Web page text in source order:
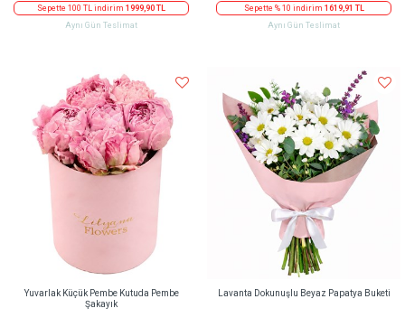
Sepette 100 TL indirim 1999,90 TL
Aynı Gün Teslimat
Sepette % 10 indirim 1619,91 TL
Aynı Gün Teslimat
Yuvarlak Küçük Pembe Kutuda Pembe
Şakayık
Lavanta Dokunuşlu Beyaz Papatya Buketi